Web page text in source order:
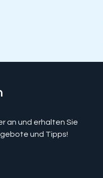
an und erhalten Sie
und Tipps!